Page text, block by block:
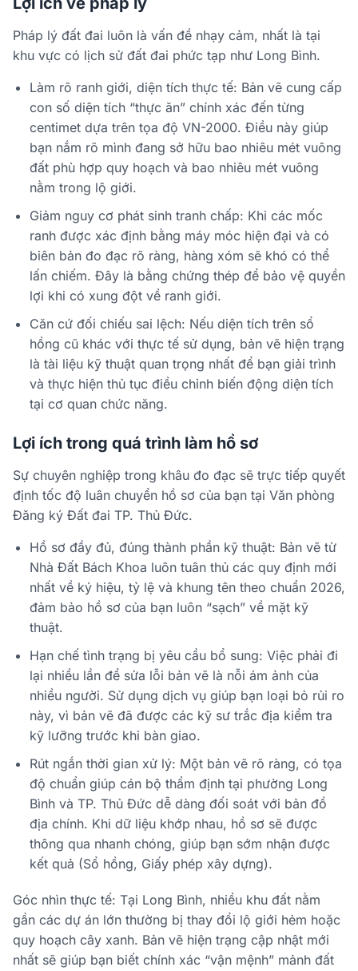
Pháp lý đất đai luôn là vấn đề nhạy cảm, nhất là tại
khu vực có lịch sử đất đai phức tạp như Long Bình.
Làm rõ ranh giới, diện tích thực tế: Bản vẽ cung cấp
con số diện tích “thực ăn” chính xác đến từng
centimet dựa trên tọa độ VN-2000. Điều này giúp
bạn nắm rõ mình đang sở hữu bao nhiêu mét vuông
đất phù hợp quy hoạch và bao nhiêu mét vuông
nằm trong lộ giới.
Giảm nguy cơ phát sinh tranh chấp: Khi các mốc
ranh được xác định bằng máy móc hiện đại và có
biên bản đo đạc rõ ràng, hàng xóm sẽ khó có thể
lấn chiếm. Đây là bằng chứng thép để bảo vệ quyền
lợi khi có xung đột về ranh giới.
Căn cứ đối chiếu sai lệch: Nếu diện tích trên sổ
hồng cũ khác với thực tế sử dụng, bản vẽ hiện trạng
là tài liệu kỹ thuật quan trọng nhất để bạn giải trình
và thực hiện thủ tục điều chỉnh biến động diện tích
tại cơ quan chức năng.
Lợi ích trong quá trình làm hồ sơ
Sự chuyên nghiệp trong khâu đo đạc sẽ trực tiếp quyết
định tốc độ luân chuyển hồ sơ của bạn tại Văn phòng
Đăng ký Đất đai TP. Thủ Đức.
Hồ sơ đầy đủ, đúng thành phần kỹ thuật: Bản vẽ từ
Nhà Đất Bách Khoa luôn tuân thủ các quy định mới
nhất về ký hiệu, tỷ lệ và khung tên theo chuẩn 2026,
đảm bảo hồ sơ của bạn luôn “sạch” về mặt kỹ
thuật.
Hạn chế tình trạng bị yêu cầu bổ sung: Việc phải đi
lại nhiều lần để sửa lỗi bản vẽ là nỗi ám ảnh của
nhiều người. Sử dụng dịch vụ giúp bạn loại bỏ rủi ro
này, vì bản vẽ đã được các kỹ sư trắc địa kiểm tra
kỹ lưỡng trước khi bàn giao.
Rút ngắn thời gian xử lý: Một bản vẽ rõ ràng, có tọa
độ chuẩn giúp cán bộ thẩm định tại phường Long
Bình và TP. Thủ Đức dễ dàng đối soát với bản đồ
địa chính. Khi dữ liệu khớp nhau, hồ sơ sẽ được
thông qua nhanh chóng, giúp bạn sớm nhận được
kết quả (Sổ hồng, Giấy phép xây dựng).
Góc nhìn thực tế: Tại Long Bình, nhiều khu đất nằm
gần các dự án lớn thường bị thay đổi lộ giới hẻm hoặc
quy hoạch cây xanh. Bản vẽ hiện trạng cập nhật mới
nhất sẽ giúp bạn biết chính xác “vận mệnh” mảnh đất